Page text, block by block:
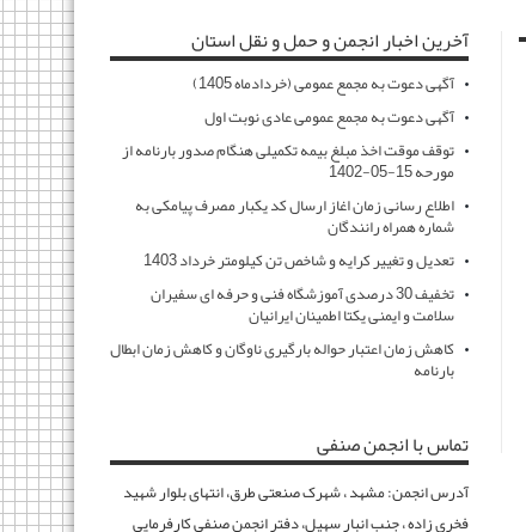
آخرین اخبار انجمن و حمل و نقل استان
آگهی دعوت به مجمع عمومی (خردادماه 1405)
آگهی دعوت به مجمع عمومی عادی نوبت اول
توقف موقت اخذ مبلغ بیمه تکمیلی هنگام صدور بارنامه از
مورحه 15-05-1402
اطلاع رسانی زمان اغاز ارسال کد یکبار مصرف پیامکی به
شماره همراه رانندگان
تعدیل و تغییر کرایه و شاخص تن کیلومتر خرداد 1403
تخفیف 30 درصدی آموزشگاه فنی و حرفه ای سفیران
سلامت و ایمنی یکتا اطمینان ایرانیان
کاهش زمان اعتبار حواله بارگیری ناوگان و کاهش زمان ابطال
بارنامه
تماس با انجمن صنفی
آدرس انجمن: مشهد ، شهرک صنعتی طرق، انتهای بلوار شهید
فخری زاده ، جنب انبار سهیل، دفتر انجمن صنفی کارفرمایی